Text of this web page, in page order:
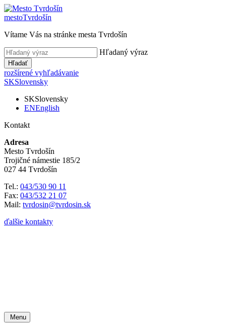
mestoTvrdošín
Vítame Vás na stránke mesta Tvrdošín
Hľadaný výraz
Hľadať
rozšírené vyhľadávanie
SKSlovensky
SKSlovensky
ENEnglish
Kontakt
Adresa
Mesto Tvrdošín
Trojičné námestie 185/2
027 44 Tvrdošín
Tel.: 043/530 90 11
Fax: 043/532 21 07
Mail: tvrdosin@tvrdosin.sk
ďalšie kontakty
Menu